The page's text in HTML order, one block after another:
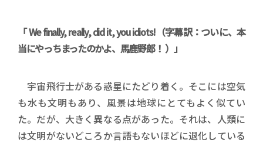
「 We finally, really, did it, you idiots!（字幕訳：ついに、本
当にやっちまったのかよ、馬鹿野郎！ ）」
宇宙飛行士がある惑星にたどり着く。そこには空気
も水も文明もあり、風景は地球にとてもよく似てい
た。だが、大きく異なる点があった。それは、人類に
は文明がないどころか言語もないほどに退化している